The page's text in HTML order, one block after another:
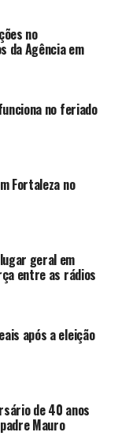
no
da Agência em
no feriado
Fortaleza no
geral em
entre as rádios
após a eleição
de 40 anos
Mauro